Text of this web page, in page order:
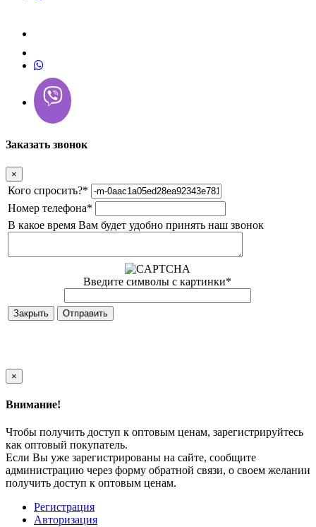
Заказать звонок
×
Кого спросить?*
Номер телефона*
В какое время Вам будет удобно принять наш звонок
Введите символы с картинки*
Закрыть
×
Внимание!
Чтобы получить доступ к оптовым ценам, зарегистрируйтесь
как оптовый покупатель.
Если Вы уже зарегистрированы на сайте, сообщите
администрацию через форму обратной связи, о своем желании
получить доступ к оптовым ценам.
Регистрация
Авторизация